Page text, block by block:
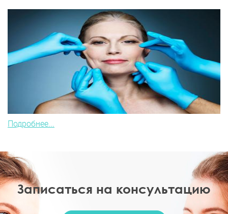
Подробнее...
Записаться на консультацию